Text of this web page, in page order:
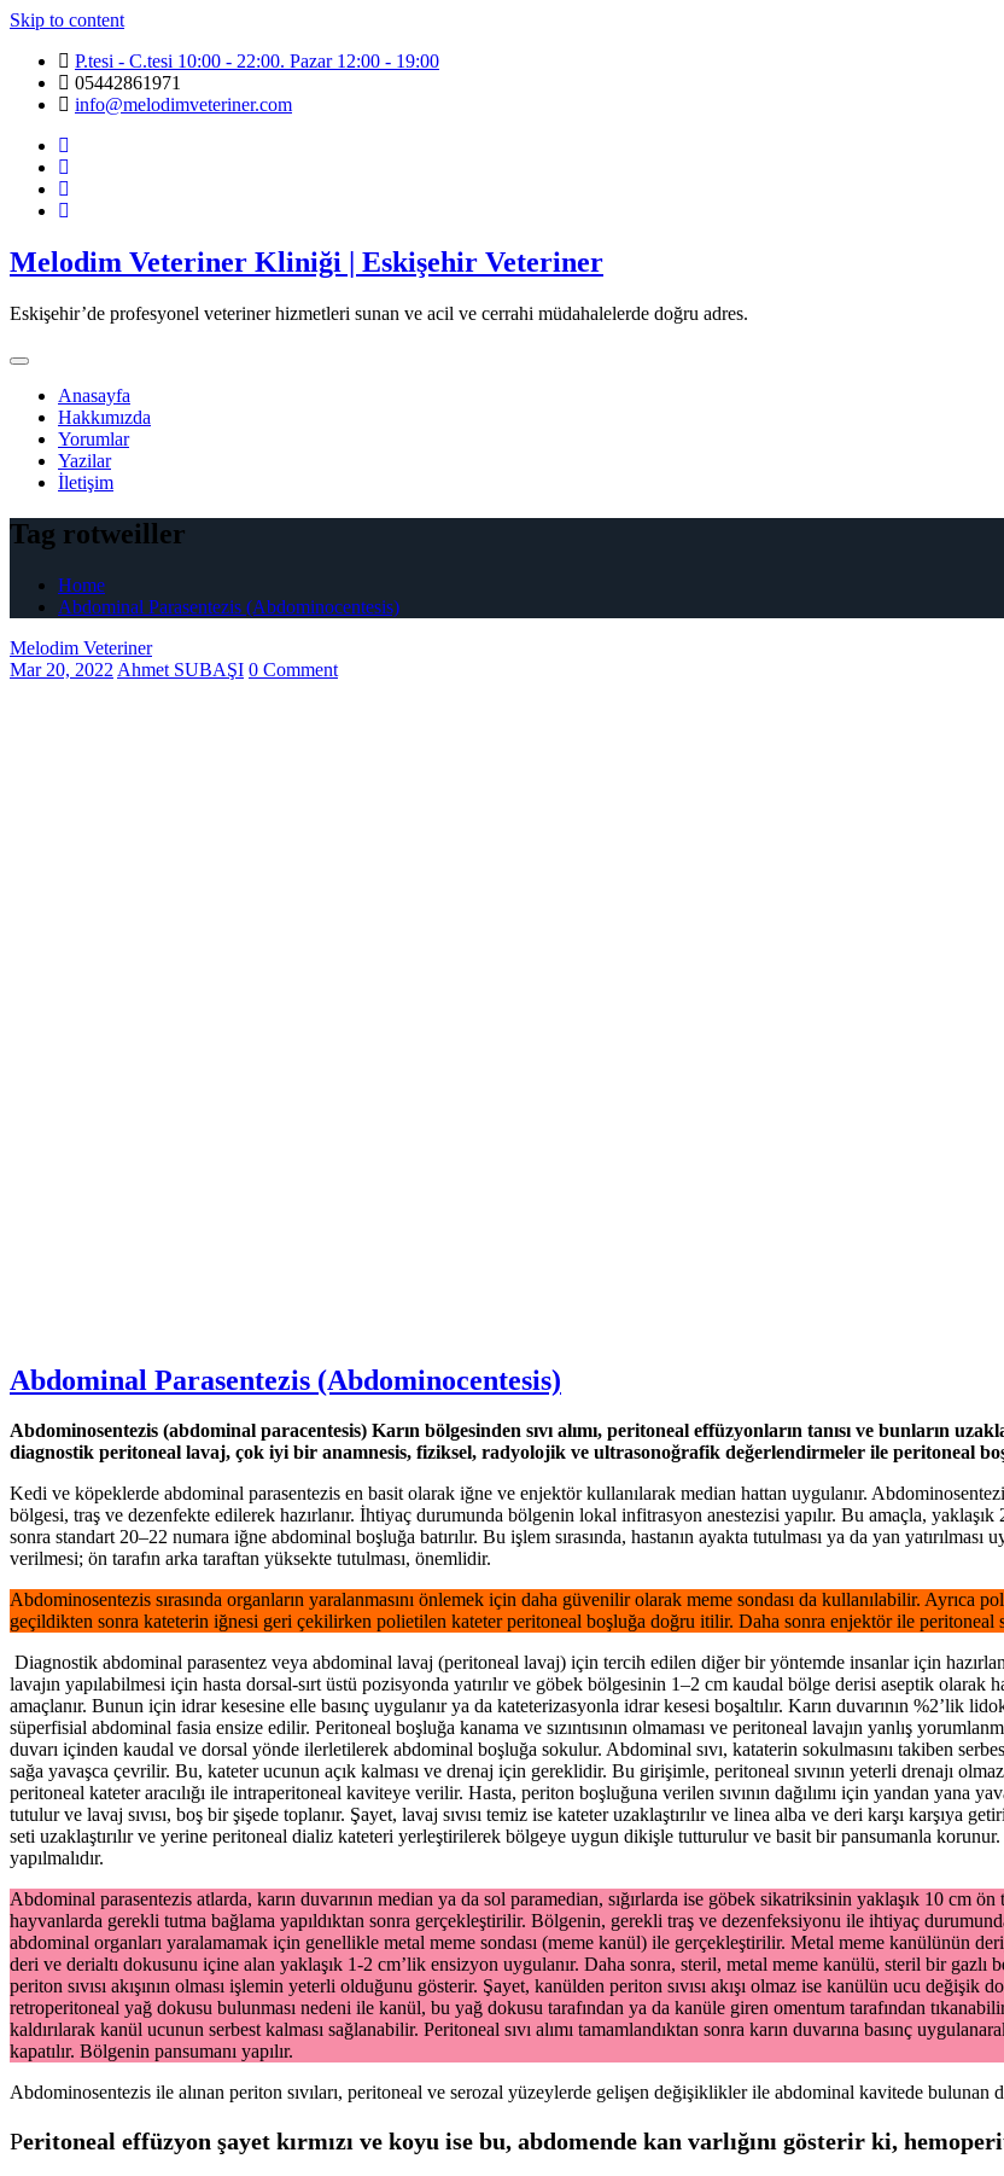
Skip to content
P.tesi - C.tesi 10:00 - 22:00. Pazar 12:00 - 19:00
05442861971
info@melodimveteriner.com
Melodim Veteriner Kliniği | Eskişehir Veteriner
Eskişehir’de profesyonel veteriner hizmetleri sunan ve acil ve cerrahi müdahalelerde doğru adres.
Anasayfa
Hakkımızda
Yorumlar
Yazilar
İletişim
Tag rotweiller
Home
Abdominal Parasentezis (Abdominocentesis)
Melodim Veteriner
Mar 20, 2022 Ahmet SUBAŞI 0 Comment
Abdominal Parasentezis (Abdominocentesis)
Abdominosentezis (abdominal paracentesis) Karın bölgesinden sıvı alımı, peritoneal effüzyonların tanısı ve bunların
diagnostik peritoneal lavaj, çok iyi bir anamnesis, fiziksel, radyolojik ve ultrasonoğrafik değerlendirmeler ile peritoneal
Kedi ve köpeklerde abdominal parasentezis en basit olarak iğne ve enjektör kullanılarak median hattan uygulanır.
bölgesi, traş ve dezenfekte edilerek hazırlanır. İhtiyaç durumunda bölgenin lokal infitrasyon anestezisi yapılır. Bu amaçla,
sonra standart 20–22 numara iğne abdominal boşluğa batırılır. Bu işlem sırasında, hastanın ayakta tutulması ya da yan
verilmesi; ön tarafın arka taraftan yüksekte tutulması, önemlidir.
Abdominosentezis sırasında organların yaralanmasını önlemek için daha güvenilir olarak meme sondası da kullanılabilir.
geçildikten sonra kateterin iğnesi geri çekilirken polietilen kateter peritoneal boşluğa doğru itilir. Daha sonra enjektör ile peritoneal
Diagnostik abdominal parasentez veya abdominal lavaj (peritoneal lavaj) için tercih edilen diğer bir yöntemde insanlar için
lavajın yapılabilmesi için hasta dorsal-sırt üstü pozisyonda yatırılır ve göbek bölgesinin 1–2 cm kaudal bölge derisi aseptik olarak
amaçlanır. Bunun için idrar kesesine elle basınç uygulanır ya da kateterizasyonla idrar kesesi boşaltılır. Karın duvarının %2’lik
süperfisial abdominal fasia ensize edilir. Peritoneal boşluğa kanama ve sızıntısının olmaması ve peritoneal lavajın yanlış
duvarı içinden kaudal ve dorsal yönde ilerletilerek abdominal boşluğa sokulur. Abdominal sıvı, kataterin sokulmasını takiben
sağa yavaşca çevrilir. Bu, kateter ucunun açık kalması ve drenaj için gereklidir. Bu girişimle, peritoneal sıvının yeterli drenajı
peritoneal kateter aracılığı ile intraperitoneal kaviteye verilir. Hasta, periton boşluğuna verilen sıvının dağılımı için yandan yana
tutulur ve lavaj sıvısı, boş bir şişede toplanır. Şayet, lavaj sıvısı temiz ise kateter uzaklaştırılır ve linea alba ve deri karşı karşıya
seti uzaklaştırılır ve yerine peritoneal dializ kateteri yerleştirilerek bölgeye uygun dikişle tutturulur ve basit bir pansumanla korunur.
yapılmalıdır.
Abdominal parasentezis atlarda, karın duvarının median ya da sol paramedian, sığırlarda ise göbek sikatriksinin yaklaşık 10 cm
hayvanlarda gerekli tutma bağlama yapıldıktan sonra gerçekleştirilir. Bölgenin, gerekli traş ve dezenfeksiyonu ile ihtiyaç
abdominal organları yaralamamak için genellikle metal meme sondası (meme kanül) ile gerçekleştirilir. Metal meme kanülünün
deri ve derialtı dokusunu içine alan yaklaşık 1-2 cm’lik ensizyon uygulanır. Daha sonra, steril, metal meme kanülü, steril bir
periton sıvısı akışının olması işlemin yeterli olduğunu gösterir. Şayet, kanülden periton sıvısı akışı olmaz ise kanülün ucu değişik
retroperitoneal yağ dokusu bulunması nedeni ile kanül, bu yağ dokusu tarafından ya da kanüle giren omentum tarafından
kaldırılarak kanül ucunun serbest kalması sağlanabilir. Peritoneal sıvı alımı tamamlandıktan sonra karın duvarına basınç
kapatılır. Bölgenin pansumanı yapılır.
Abdominosentezis ile alınan periton sıvıları, peritoneal ve serozal yüzeylerde gelişen değişiklikler ile abdominal kavitede bulunan
Peritoneal effüzyon şayet kırmızı ve koyu ise bu, abdomende kan varlığını gösterir ki,